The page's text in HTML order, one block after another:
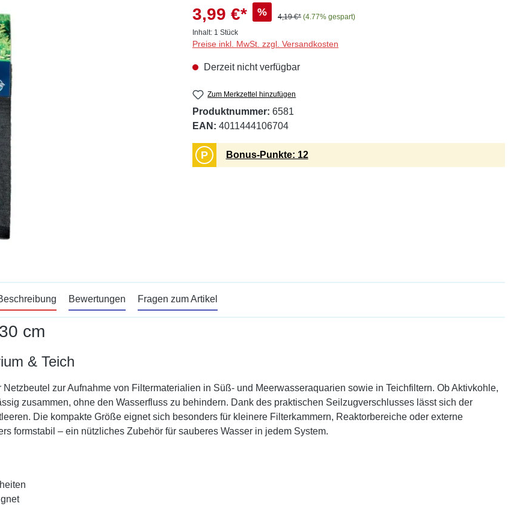
3,99 €* % 4,19 €* (4.77% gespart)
Inhalt: 1 Stück
Preise inkl. MwSt. zzgl. Versandkosten
Derzeit nicht verfügbar
Zum Merkzettel hinzufügen
Produktnummer: 6581
EAN: 4011444106704
P Bonus-Punkte: 12
Bewertungen Fragen zum Artikel
cm
& Teich
Netzbeutel zur Aufnahme von Filtermaterialien in Süß- und Meerwasseraquarien sowie in Teichfiltern. Ob Aktivkohle,
zusammen, ohne den Wasserfluss zu behindern. Dank des praktischen Seilzugverschlusses lässt sich der
Die kompakte Größe eignet sich besonders für kleinere Filterkammern, Reaktorbereiche oder externe
formstabil – ein nützliches Zubehör für sauberes Wasser in jedem System.